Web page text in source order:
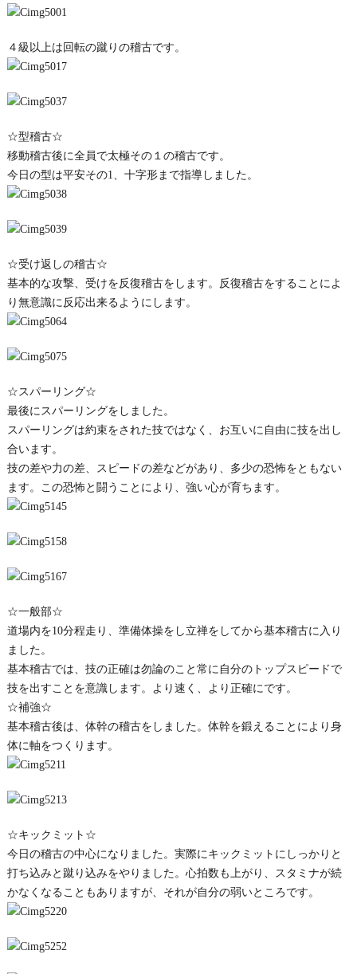
４級以上は回転の蹴りの稽古です。
☆型稽古☆
移動稽古後に全員で太極その１の稽古です。
今日の型は平安その1、十字形まで指導しました。
☆受け返しの稽古☆
基本的な攻撃、受けを反復稽古をします。反復稽古をすることによ
り無意識に反応出来るようにします。
☆スパーリング☆
最後にスパーリングをしました。
スパーリングは約束をされた技ではなく、お互いに自由に技を出し
合います。
技の差や力の差、スピードの差などがあり、多少の恐怖をともない
ます。この恐怖と闘うことにより、強い心が育ちます。
☆一般部☆
道場内を10分程走り、準備体操をし立禅をしてから基本稽古に入り
ました。
基本稽古では、技の正確は勿論のこと常に自分のトップスピードで
技を出すことを意識します。より速く、より正確にです。
☆補強☆
基本稽古後は、体幹の稽古をしました。体幹を鍛えることにより身
体に軸をつくります。
☆キックミット☆
今日の稽古の中心になりました。実際にキックミットにしっかりと
打ち込みと蹴り込みをやりました。心拍数も上がり、スタミナが続
かなくなることもありますが、それが自分の弱いところです。